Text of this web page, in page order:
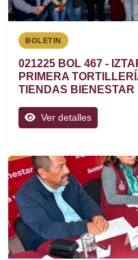
BOLETIN
021225 BOL 467 -
PRIMERA
TIENDAS BIENESTAR
Ver detalles